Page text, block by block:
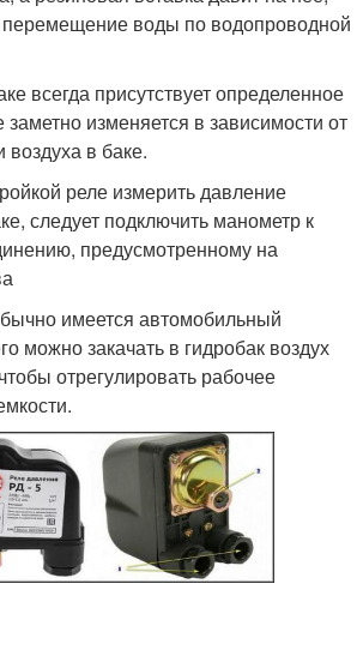
перемещение воды по водопроводной
всегда присутствует определенное
изменяется в зависимости от
воздуха в баке.
реле измерить давление
следует подключить манометр к
предусмотренному на
имеется автомобильный
можно закачать в гидробак воздух
отрегулировать рабочее